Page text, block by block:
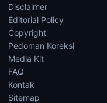
Disclaimer
Editorial Policy
Copyright
Pedoman Koreksi
Media Kit
FAQ
Kontak
Sitemap